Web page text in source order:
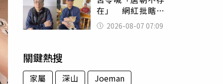
在」 網紅批瞎編
歷史：李白、杜甫
用鮮卑文寫詩？
2026-08-07 07:09
關鍵熱搜
家屬 深山
Joeman